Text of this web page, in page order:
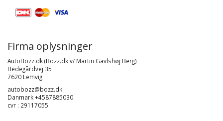
Firma oplysninger
AutoBozz.dk (Bozz.dk v/ Martin Gavlshøj Berg)
Hedegårdvej 35
7620 Lemvig
autobozz@bozz.dk
Danmark +4587885030
cvr : 29117055